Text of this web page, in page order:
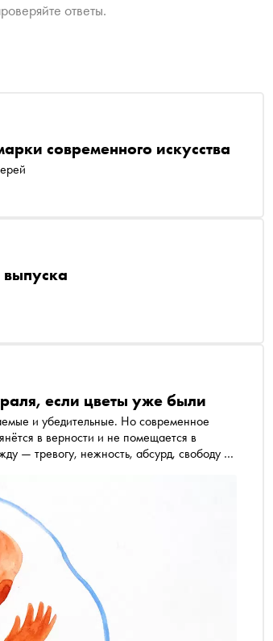
ответы.
современного искусства
если цветы уже были
и убедительные. Но современное
в верности и не помещается в
— тревогу, нежность, абсурд, свободу и